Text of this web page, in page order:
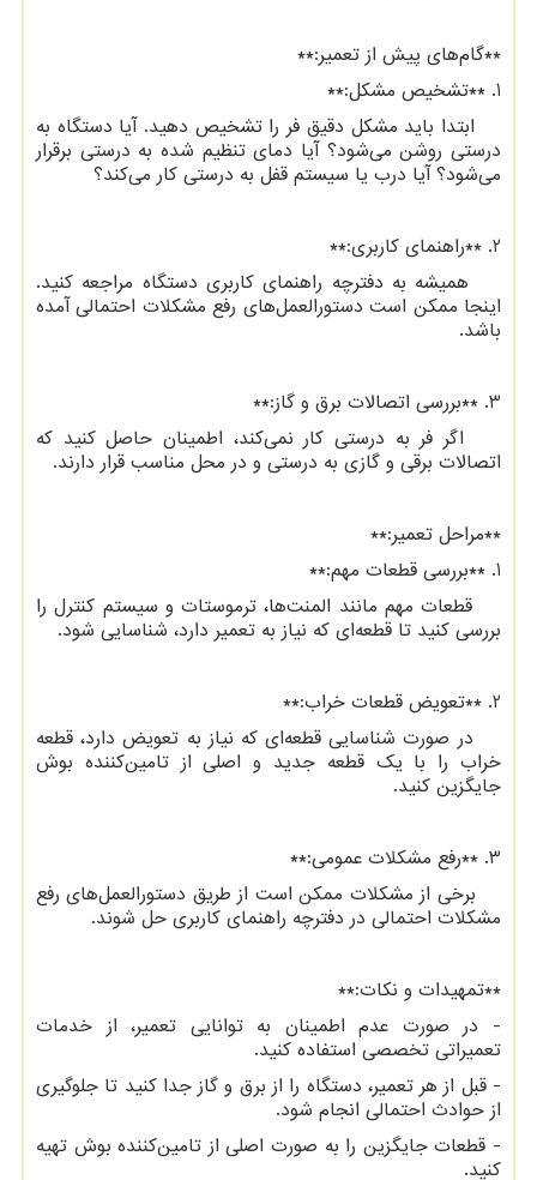
**گام‌های پیش از تعمیر:**
1. **تشخیص مشکل:**
ابتدا باید مشکل دقیق فر را تشخیص دهید. آیا دستگاه به
درستی روشن می‌شود؟ آیا دمای تنظیم شده به درستی برقرار
می‌شود؟ آیا درب یا سیستم قفل به درستی کار می‌کند؟
2. **راهنمای کاربری:**
همیشه به دفترچه راهنمای کاربری دستگاه مراجعه کنید.
اینجا ممکن است دستورالعمل‌های رفع مشکلات احتمالی آمده
باشد.
3. **بررسی اتصالات برق و گاز:**
اگر فر به درستی کار نمی‌کند، اطمینان حاصل کنید که
اتصالات برقی و گازی به درستی و در محل مناسب قرار دارند.
**مراحل تعمیر:**
1. **بررسی قطعات مهم:**
قطعات مهم مانند المنت‌ها، ترموستات و سیستم کنترل را
بررسی کنید تا قطعه‌ای که نیاز به تعمیر دارد، شناسایی شود.
2. **تعویض قطعات خراب:**
در صورت شناسایی قطعه‌ای که نیاز به تعویض دارد، قطعه
خراب را با یک قطعه جدید و اصلی از تامین‌کننده بوش
جایگزین کنید.
3. **رفع مشکلات عمومی:**
برخی از مشکلات ممکن است از طریق دستورالعمل‌های رفع
مشکلات احتمالی در دفترچه راهنمای کاربری حل شوند.
**تمهیدات و نکات:**
- در صورت عدم اطمینان به توانایی تعمیر، از خدمات
تعمیراتی تخصصی استفاده کنید.
- قبل از هر تعمیر، دستگاه را از برق و گاز جدا کنید تا جلوگیری
از حوادث احتمالی انجام شود.
- قطعات جایگزین را به صورت اصلی از تامین‌کننده بوش تهیه
کنید.